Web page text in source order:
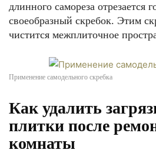
длинного самореза отрезается
своеобразный скребок. Этим
чистится межплиточное
Применение самодельного скребка
Как удалить
плитки после
комнаты